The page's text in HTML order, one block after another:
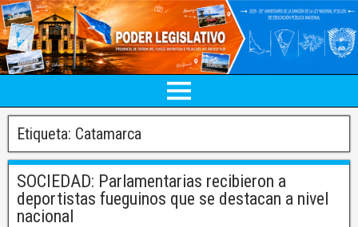
Etiqueta: Catamarca
SOCIEDAD: Parlamentarias recibieron a
deportistas fueguinos que se destacan a nivel
nacional